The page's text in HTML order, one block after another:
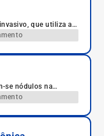
que utiliza as
- acoplado a
a compressibilidade
se nódulos na
sua localização